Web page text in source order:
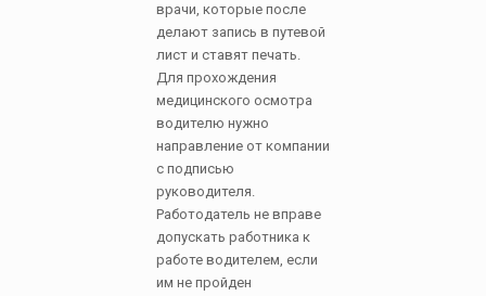
врачи, которые после
делают запись в путевой
лист и ставят печать.
Для прохождения
медицинского осмотра
водителю нужно
направление от компании
с подписью
руководителя.
Работодатель не вправе
допускать работника к
работе водителем, если
им не пройден